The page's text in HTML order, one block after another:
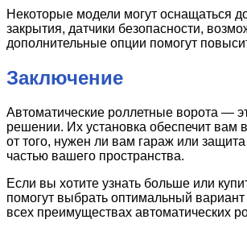
Некоторые модели могут оснащаться
закрытия, датчики безопасности,
дополнительные опции помогут
Заключение
Автоматические роллетные ворота —
решении. Их установка обеспечит вам
от того, нужен ли вам гараж или
частью вашего пространства.
Если вы хотите узнать больше или
помогут выбрать оптимальный
всех преимуществах автоматических